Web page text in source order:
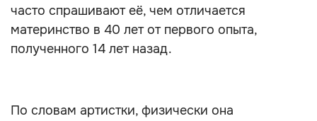
часто спрашивают её, чем отличается
материнство в 40 лет от первого опыта,
полученного 14 лет назад.
По словам артистки, физически она